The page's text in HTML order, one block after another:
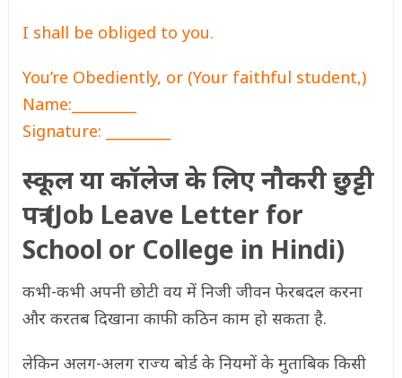
I shall be obliged to you.
You’re Obediently, or (Your faithful student,)
Name:_________
Signature: _________
स्कूल या कॉलेज के लिए नौकरी छुट्टी
पत्र (Job Leave Letter for
School or College in Hindi)
कभी-कभी अपनी छोटी वय में निजी जीवन फेरबदल करना
और करतब दिखाना काफी कठिन काम हो सकता है.
लेकिन अलग-अलग राज्य बोर्ड के नियमों के मुताबिक किसी